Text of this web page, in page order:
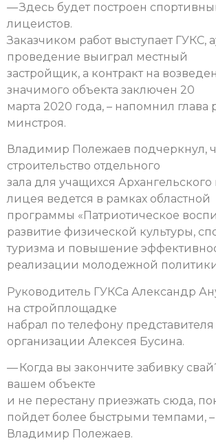
— Здесь будет построен
лицеистов.
Заказчиком работ выступает ГУКС,
проведение выиграл местный
застройщик, а контракт на
значимого объекта заключен 20
марта 2020 года, – напомнил глава
минстроя.
Владимир Полежаев подчеркнул,
строительство отдельного
зала для учащихся Архангельского
лицея ведется в рамках областной
программы «Патриотическое
развитие физической культуры,
туризма и повышение
реализации молодежной
Руководитель ГУКСа Александр
на стройплощадке
набрал по телефону
организации Алексея Бусина.
— Когда вы закончите забивку
вашем объекте
и не перестану приезжать сюда,
пойдет более быстрыми темпами,
Владимир Полежаев.